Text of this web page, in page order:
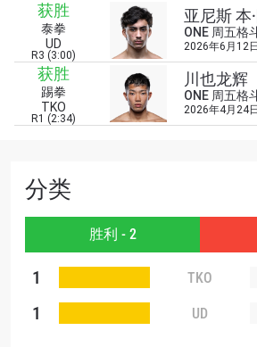
获胜
泰拳
UD
R3 (3:00)
亚尼斯 本
ONE 周五格
2026年6月12日
获胜
踢拳
TKO
R1 (2:34)
川也龙辉
ONE 周五格
2026年4月24日
分类
胜利 - 2
1 TKO
1
UD
对手
查看集锦
浏览了解更多
在任何地域观看ONE冠军赛，现
解最新资讯、解锁特别福利以及优
场次的最佳座位！
邮箱
名字
订阅
提交此表格签署弹出免责声明，
的隐私政策，我们将收集、使用